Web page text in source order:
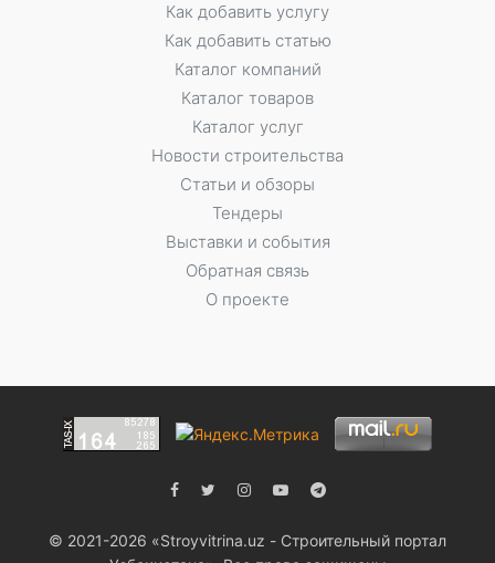
Как добавить услугу
Как добавить статью
Каталог компаний
Каталог товаров
Каталог услуг
Новости строительства
Статьи и обзоры
Тендеры
Выставки и события
Обратная связь
О проекте
© 2021-2026 «Stroyvitrina.uz - Строительный портал